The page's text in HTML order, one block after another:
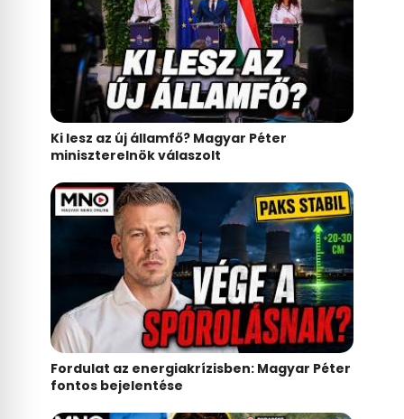
Ki lesz az új államfő? Magyar Péter
miniszterelnök válaszolt
Fordulat az energiakrízisben: Magyar Péter
fontos bejelentése